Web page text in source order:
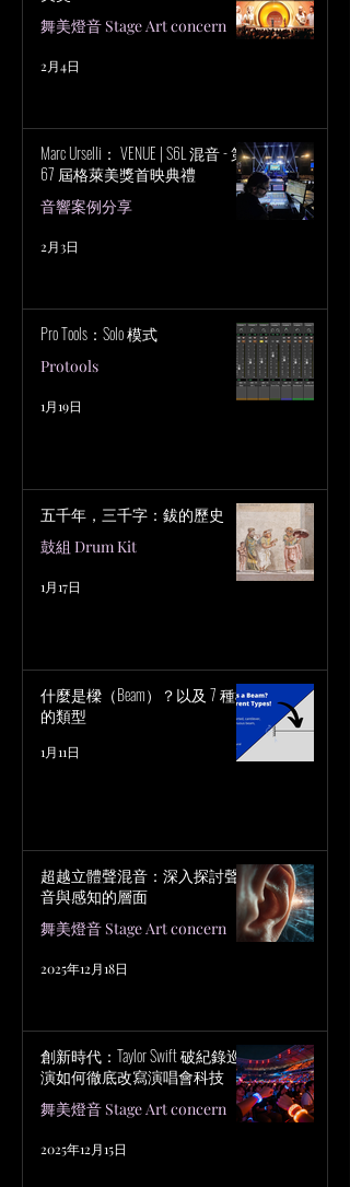
舞美燈音 Stage Art concern
2月4日
Marc Urselli： VENUE | S6L 混音 - 第
67 屆格萊美獎首映典禮
音響案例分享
2月3日
Pro Tools：Solo 模式
Protools
1月19日
五千年，三千字：鈸的歷史
鼓組 Drum Kit
1月17日
什麼是樑（Beam）？以及 7 種樑
的類型
1月11日
超越立體聲混音：深入探討聲
音與感知的層面
舞美燈音 Stage Art concern
2025年12月18日
創新時代：Taylor Swift 破紀錄巡
演如何徹底改寫演唱會科技
舞美燈音 Stage Art concern
2025年12月15日